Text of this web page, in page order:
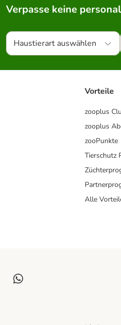
Verpasse keine
Haustierart auswählen
Vorteile
zooplus
zooplus
zooPunkte
Tierschutz
Alle